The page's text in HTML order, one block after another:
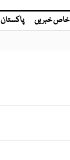
خاص خبریں پاکستان